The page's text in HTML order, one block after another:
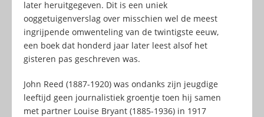
later heruitgegeven. Dit is een uniek
ooggetuigenverslag over misschien wel de meest
ingrijpende omwenteling van de twintigste eeuw,
een boek dat honderd jaar later leest alsof het
gisteren pas geschreven was.
John Reed (1887-1920) was ondanks zijn jeugdige
leeftijd geen journalistiek groentje toen hij samen
met partner Louise Bryant (1885-1936) in 1917